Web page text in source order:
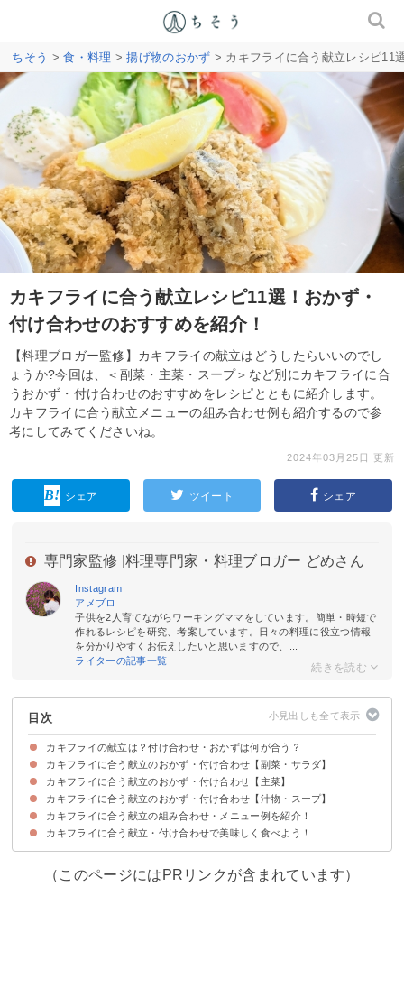
ちそう >食・料理 >揚げ物のおかず > カキフライに合う献立レシピ11
カキフライに合う献立レシピ11選！おかず・
付け合わせのおすすめを紹介！
【料理ブロガー監修】カキフライの献立はどうしたらいいのでし
ょうか?今回は、＜副菜・主菜・スープ＞など別にカキフライに合
うおかず・付け合わせのおすすめをレシピとともに紹介します。
カキフライに合う献立メニューの組み合わせ例も紹介するので参
考にしてみてくださいね。
2024年03月25日 更新
シェア ツイート シェア
専門家監修 | 料理専門家・料理ブロガー どめさん
Instagram
アメブロ
子供を2人育てながらワーキングママをしています。簡単・時短で
作れるレシピを研究、考案しています。日々の料理に役立つ情報
を分かりやすくお伝えしたいと思いますので、...
ライターの記事一覧
目次
カキフライの献立は？付け合わせ・おかずは何が合う？
カキフライに合う献立のおかず・付け合わせ【副菜・サラダ】
①セロリのごま油と塩昆布和え
②かぶときゅうりの塩昆布サラダ
③ブロッコリーと卵のサラダ
④きんぴらごぼう
カキフライに合う献立のおかず・付け合わせ【主菜】
①手羽元でピリ辛チキン
②エビフライ
③スペイン風オムレツ
カキフライに合う献立のおかず・付け合わせ【汁物・スープ】
①わかめとなめこの味噌汁
②かきたま汁
③ミネストローネ
④ポトフ
カキフライに合う献立の組み合わせ・メニュー例を紹介！
献立メニュー例①
献立メニュー例②
献立メニュー例③
カキフライに合う献立・付け合わせで美味しく食べよう！
（このページにはPRリンクが含まれています）